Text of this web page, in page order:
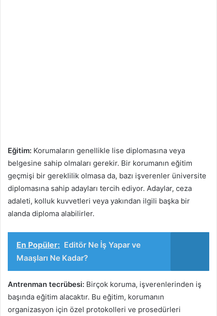
Eğitim: Korumaların genellikle lise diplomasına veya
belgesine sahip olmaları gerekir. Bir korumanın eğitim
geçmişi bir gereklilik olmasa da, bazı işverenler üniversite
diplomasına sahip adayları tercih ediyor. Adaylar, ceza
adaleti, kolluk kuvvetleri veya yakından ilgili başka bir
alanda diploma alabilirler.
En Popüler: Editör Ne İş Yapar ve
Maaşları Ne Kadar?
Antrenman tecrübesi: Birçok koruma, işverenlerinden iş
başında eğitim alacaktır. Bu eğitim, korumanın
organizasyon için özel protokolleri ve prosedürleri